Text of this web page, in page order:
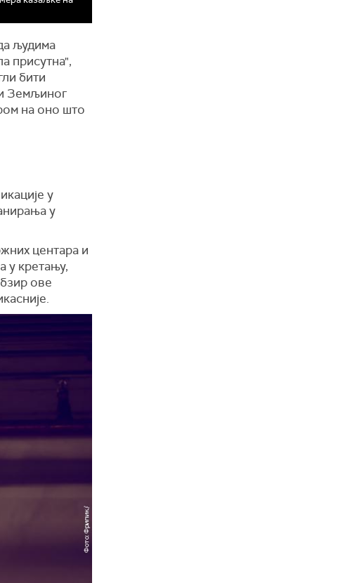
људима
присутна",
бити
Земљиног
на оно што
у
у
центара и
у кретању,
ове